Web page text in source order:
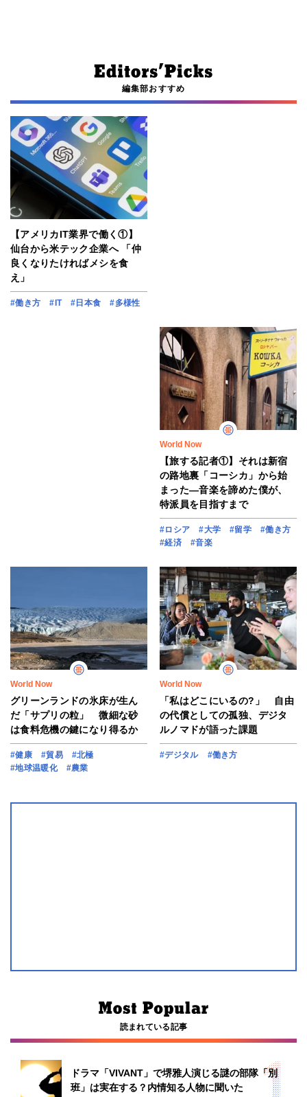
編集部おすすめ
【アメリカIT業界で働く①】
仙台から米テック企業へ 「仲
良くなりたければメシを食
え」
#働き方 #IT #日本食 #多様性
World Now
【旅する記者①】それは新宿
の路地裏「コーシカ」から始
まった―音楽を諦めた僕が、
特派員を目指すまで
#ロシア #大学 #留学
#働き方
#経済
#音楽
World Now
グリーンランドの氷床が生ん
だ「サプリの粒」 微細な砂
は食料危機の鍵になり得るか
#健康 #貿易
#北極
#地球温暖化
#農業
World Now
「私はどこにいるの?」 自由
の代償としての孤独、デジタ
ルノマドが語った課題
#デジタル #働き方
読まれている記事
ドラマ「VIVANT」で堺雅人演じる謎の部隊「別
班」は実在する？内情知る人物に聞いた